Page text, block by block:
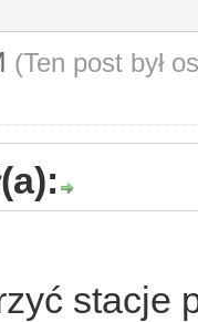
(Ten post był
stacje